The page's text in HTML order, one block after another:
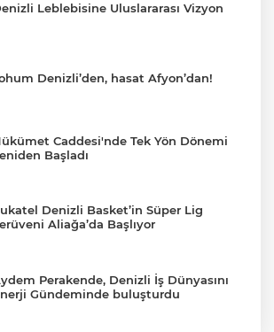
Leblebisine Uluslararası Vizyon
Denizli’den, hasat Afyon’dan!
Caddesi'nde Tek Yön Dönemi
Başladı
Denizli Basket’in Süper Lig
Aliağa’da Başlıyor
Perakende, Denizli İş Dünyasını
Gündeminde buluşturdu